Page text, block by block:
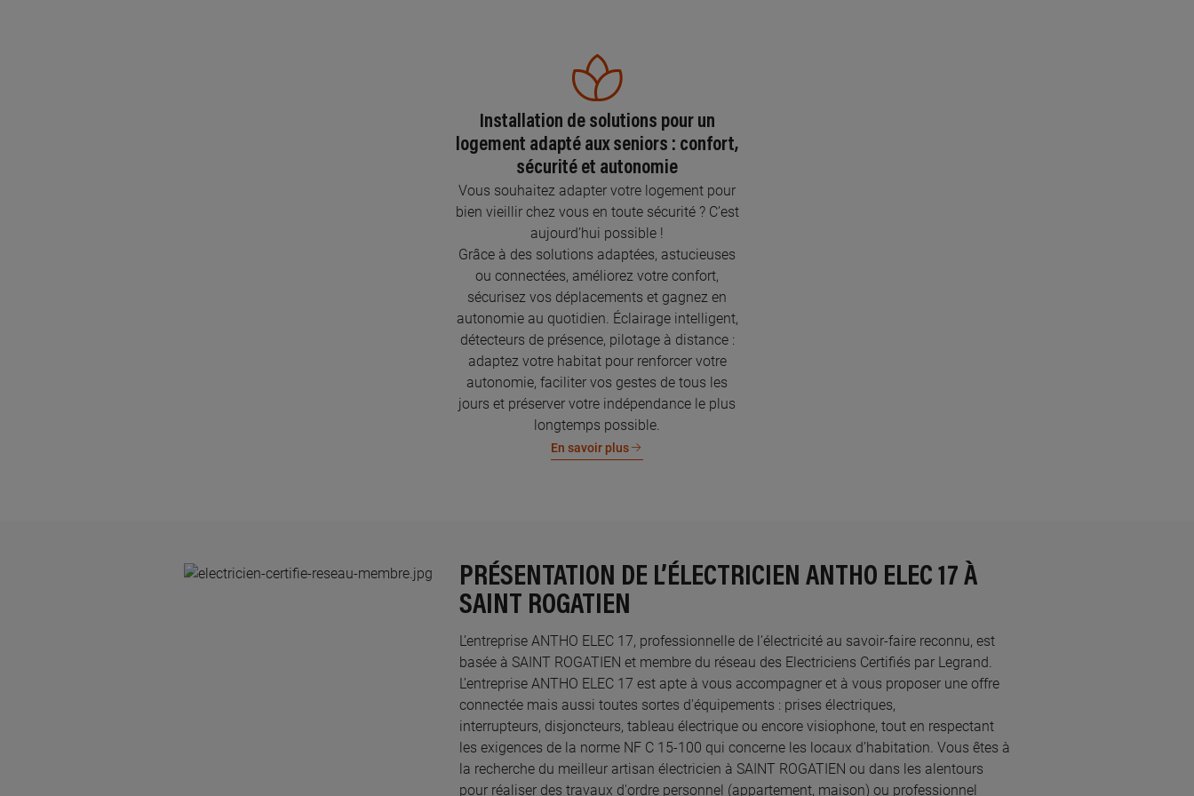
Installation de solutions pour un
logement adapté aux seniors : confort,
sécurité et autonomie
Vous souhaitez adapter votre logement pour
bien vieillir chez vous en toute sécurité ? C’est
aujourd’hui possible !
Grâce à des solutions adaptées, astucieuses
ou connectées, améliorez votre confort,
sécurisez vos déplacements et gagnez en
autonomie au quotidien. Éclairage intelligent,
détecteurs de présence, pilotage à distance :
adaptez votre habitat pour renforcer votre
autonomie, faciliter vos gestes de tous les
jours et préserver votre indépendance le plus
longtemps possible.
En savoir plus
PRÉSENTATION DE L’ÉLECTRICIEN ANTHO ELEC 17 À
SAINT ROGATIEN
L’entreprise ANTHO ELEC 17, professionnelle de l’électricité au savoir-faire reconnu, est
basée à SAINT ROGATIEN et membre du réseau des Electriciens Certifiés par Legrand.​
L’entreprise ANTHO ELEC 17 est apte à vous accompagner et à vous proposer une offre
connectée mais aussi toutes sortes d'équipements : prises électriques,
interrupteurs, disjoncteurs, tableau électrique ou encore visiophone, tout en respectant
les exigences de la norme NF C 15-100 qui concerne les locaux d’habitation. Vous êtes à
la recherche du meilleur artisan électricien à SAINT ROGATIEN ou dans les alentours
pour réaliser des travaux d'ordre personnel (appartement, maison) ou professionnel